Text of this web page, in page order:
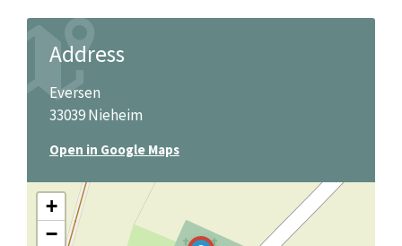
Address
Eversen
33039 Nieheim
Open in Google Maps
+
−